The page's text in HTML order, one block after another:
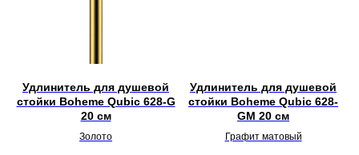
Удлинитель для душевой
стойки Boheme Qubic 628-G
20 см
Золото
Удлинитель для душевой
стойки Boheme Qubic 628-
GM 20 см
Графит матовый